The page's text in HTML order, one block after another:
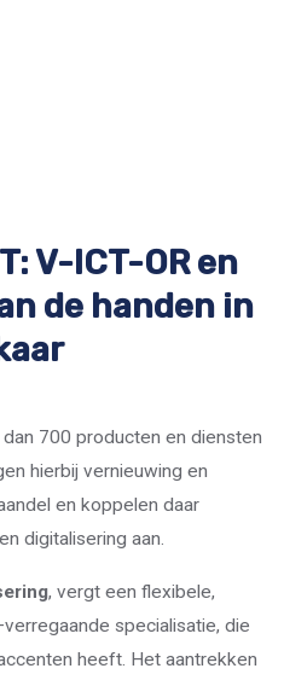
V-ICT-OR en
de handen in
700 producten en diensten
hierbij vernieuwing en
en koppelen daar
digitalisering aan.
, vergt een flexibele,
specialisatie, die
heeft. Het aantrekken